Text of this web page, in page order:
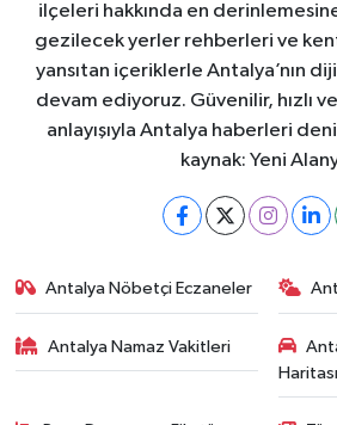
ilçeleri hakkında en
gezilecek yerler rehberleri ve
yansıtan içeriklerle Antalya’nın
devam ediyoruz. Güvenilir, hızlı
anlayışıyla Antalya haberleri
kaynak: Yeni
Antalya Nöbetçi Eczaneler
Antalya Namaz Vakitleri
Haritası